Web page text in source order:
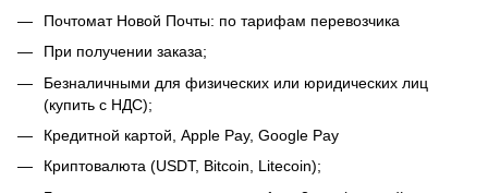
Почтомат Новой Почты: по тарифам перевозчика
При получении заказа;
Безналичными для физических или юридических лиц
(купить с НДС);
Кредитной картой, Apple Pay, Google Pay
Криптовалюта (USDT, Bitcoin, Litecoin);